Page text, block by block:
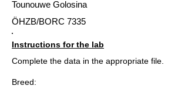
Tounouwe Golosina
ÖHZB/BORC 7335
Instructions for the lab
Complete the data in the appropriate file.
Breed: